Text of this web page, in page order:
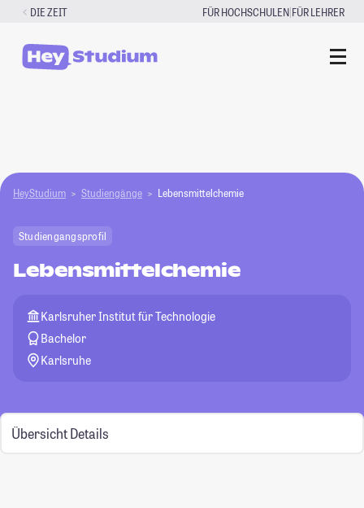
Zum
springen
DIE ZEIT FÜR HOCHSCHULEN|FÜR LEHRER
HeyStudium Studiengänge Lebensmittelchemie
Studiengangsprofil
Lebensmittelchemie
Karlsruher Institut für Technologie
Bachelor
Karlsruhe
Übersicht Details